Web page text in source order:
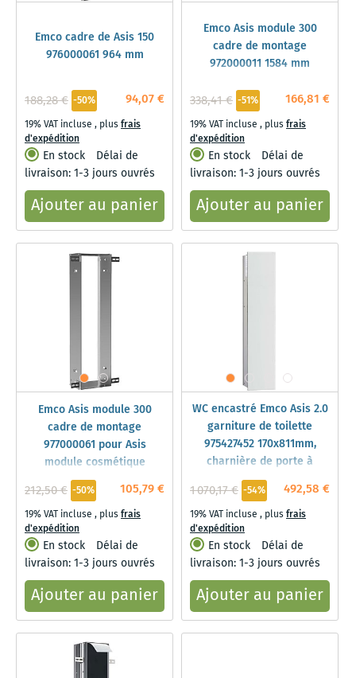
Emco cadre de Asis 150
976000061 964 mm
94,07 €
188,28 € -50%
19% VAT incluse , plusfrais
d'expédition
En stock
Délai de
livraison: 1-3 jours ouvrés
Ajouter au panier
Emco Asis module 300
cadre de montage
972000011 1584 mm
166,81 €
338,41 € -51%
19% VAT incluse , plusfrais
d'expédition
En stock
Délai de
livraison: 1-3 jours ouvrés
Ajouter au panier
Emco Asis module 300
cadre de montage
977000061 pour Asis
module cosmétique
105,79 €
212,50 € -50%
19% VAT incluse , plusfrais
d'expédition
En stock
Délai de
livraison: 1-3 jours ouvrés
Ajouter au panier
WC encastré Emco Asis 2.0
garniture de toilette
975427452 170x811mm,
charnière de porte à
droite, porte continue,
blanc brillant492,58 €
1 070,17 € -54%
19% VAT incluse , plusfrais
d'expédition
En stock
Délai de
livraison: 1-3 jours ouvrés
Ajouter au panier